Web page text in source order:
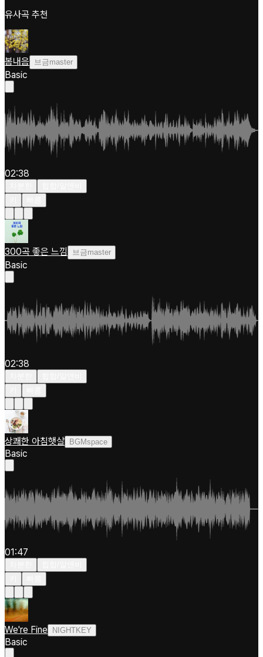
유사곡 추천
봄내음 브금master
Basic
02:38
300곡 좋은 느낌 브금master
Basic
02:38
상쾌한 아침햇살 BGMspace
Basic
01:47
We're Fine NIGHTKEY
Basic